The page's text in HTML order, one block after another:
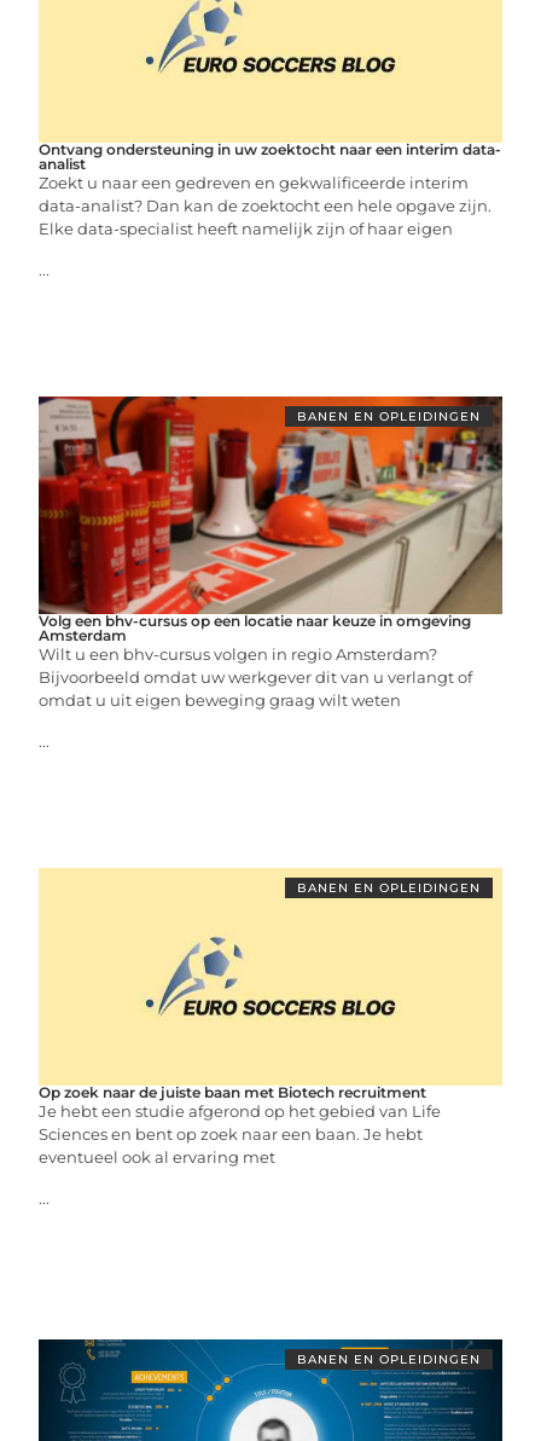
Ontvang ondersteuning in uw zoektocht naar een interim data-
analist
Zoekt u naar een gedreven en gekwalificeerde interim
data-analist? Dan kan de zoektocht een hele opgave zijn.
Elke data-specialist heeft namelijk zijn of haar eigen
...
BANEN EN OPLEIDINGEN
Volg een bhv-cursus op een locatie naar keuze in omgeving
Amsterdam
Wilt u een bhv-cursus volgen in regio Amsterdam?
Bijvoorbeeld omdat uw werkgever dit van u verlangt of
omdat u uit eigen beweging graag wilt weten
...
BANEN EN OPLEIDINGEN
Op zoek naar de juiste baan met Biotech recruitment
Je hebt een studie afgerond op het gebied van Life
Sciences en bent op zoek naar een baan. Je hebt
eventueel ook al ervaring met
...
BANEN EN OPLEIDINGEN